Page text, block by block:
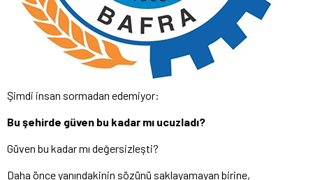
Şimdi insan sormadan edemiyor:
Bu şehirde güven bu kadar mı ucuzladı?
Güven bu kadar mı değersizleşti?
Daha önce yanındakinin sözünü saklayamayan birine,